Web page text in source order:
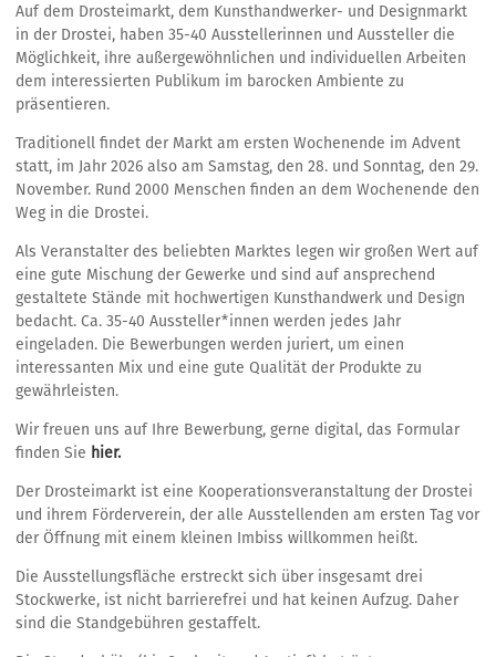
Auf dem Drosteimarkt, dem Kunsthandwerker- und Designmarkt
in der Drostei, haben 35-40 Ausstellerinnen und Aussteller die
Möglichkeit, ihre außergewöhnlichen und individuellen Arbeiten
dem interessierten Publikum im barocken Ambiente zu
präsentieren.
Traditionell findet der Markt am ersten Wochenende im Advent
statt, im Jahr 2026 also am Samstag, den 28. und Sonntag, den 29.
November. Rund 2000 Menschen finden an dem Wochenende den
Weg in die Drostei.
Als Veranstalter des beliebten Marktes legen wir großen Wert auf
eine gute Mischung der Gewerke und sind auf ansprechend
gestaltete Stände mit hochwertigen Kunsthandwerk und Design
bedacht. Ca. 35-40 Aussteller*innen werden jedes Jahr
eingeladen. Die Bewerbungen werden juriert, um einen
interessanten Mix und eine gute Qualität der Produkte zu
gewährleisten.
Wir freuen uns auf Ihre Bewerbung, gerne digital, das Formular
finden Sie hier.
Der Drosteimarkt ist eine Kooperationsveranstaltung der Drostei
und ihrem Förderverein, der alle Ausstellenden am ersten Tag vor
der Öffnung mit einem kleinen Imbiss willkommen heißt.
Die Ausstellungsfläche erstreckt sich über insgesamt drei
Stockwerke, ist nicht barrierefrei und hat keinen Aufzug. Daher
sind die Standgebühren gestaffelt.